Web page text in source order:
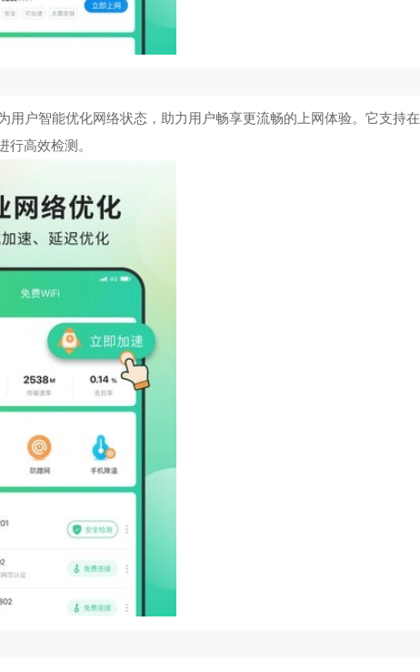
户智能优化网络状态，助力用户畅享更流畅的上网体验。它支持在
行高效检测。